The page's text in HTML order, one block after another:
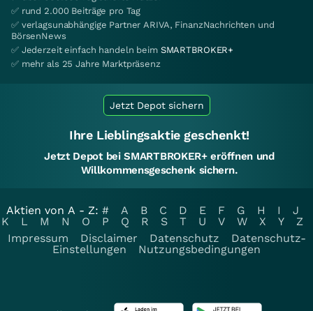
✅ rund 2.000 Beiträge pro Tag
✅ verlagsunabhängige Partner ARIVA, FinanzNachrichten und
BörsenNews
✅ Jederzeit einfach handeln beim SMARTBROKER+
✅ mehr als 25 Jahre Marktpräsenz
Jetzt Depot sichern
Ihre Lieblingsaktie geschenkt!
Jetzt Depot bei SMARTBROKER+ eröffnen und
Willkommensgeschenk sichern.
Aktien von A - Z: # A B C D E F G H I
J
K
L M N O P Q R S T U V W X Y
Z
Impressum
Disclaimer Datenschutz
Datenschutz-
Einstellungen
Nutzungsbedingungen